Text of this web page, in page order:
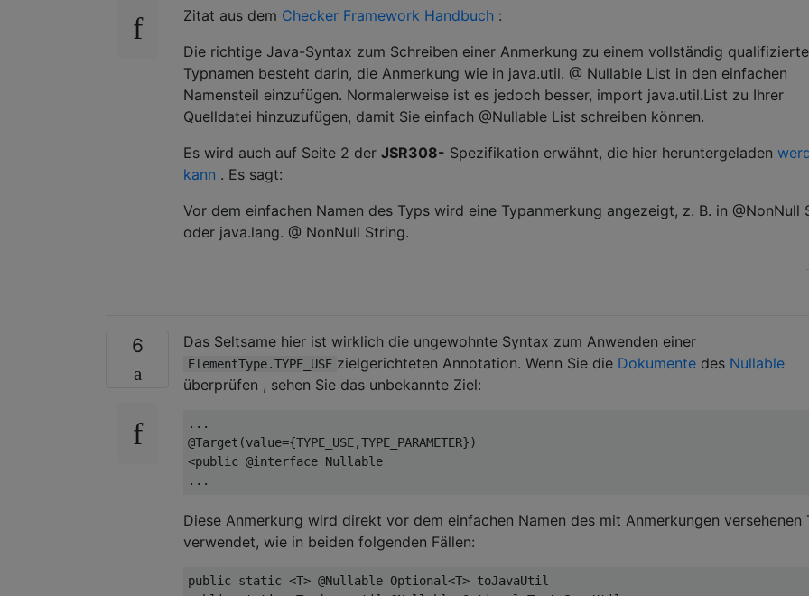
Zitat aus dem Checker Framework Handbuch :
Die richtige Java-Syntax zum Schreiben einer Anmerkung zu einem vollständig
Typnamen besteht darin, die Anmerkung wie in java.util. @ Nullable List in den einfachen
Namensteil einzufügen. Normalerweise ist es jedoch besser, import java.util.List zu Ihrer
Quelldatei hinzuzufügen, damit Sie einfach @Nullable List schreiben können.
Es wird auch auf Seite 2 der JSR308- Spezifikation erwähnt, die hier heruntergeladen
kann . Es sagt:
Vor dem einfachen Namen des Typs wird eine Typanmerkung angezeigt, z. B. in @NonNull
oder java.lang. @ NonNull String.
6 Das Seltsame hier ist wirklich die ungewohnte Syntax zum Anwenden einer
ElementType.TYPE_USE zielgerichteten Annotation. Wenn Sie die Dokumente des Nullable
überprüfen , sehen Sie das unbekannte Ziel:
...
@Target (value={TYPE_USE,TYPE_PARAMETER})
<public @interface Nullable
...
Diese Anmerkung wird direkt vor dem einfachen Namen des mit Anmerkungen versehenen
verwendet, wie in beiden folgenden Fällen:
public static <T> @Nullable Optional<T>